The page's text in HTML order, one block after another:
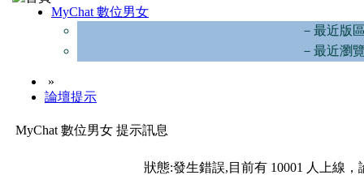
MyChat 數位男女
－最近版
－最近瀏
»
論壇提示
MyChat 數位男女 提示訊息
狀態:發生錯誤,目前有 10001 人上線